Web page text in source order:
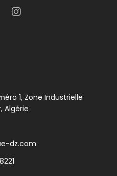
1, Zone Industrielle
Algérie
dz.com